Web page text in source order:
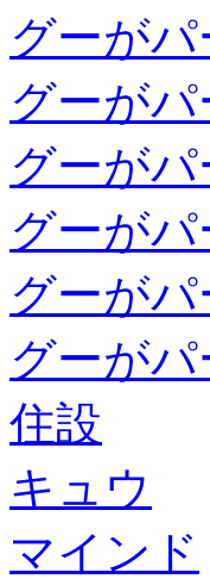
グーが
グーが
グーが
グーが
グーが
グーが
住設
キュウ
マインド